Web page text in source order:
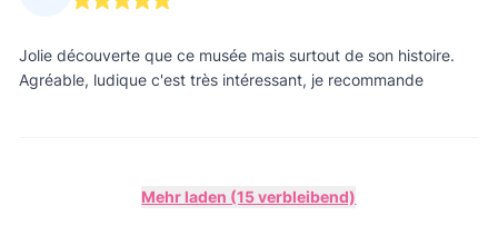
Jolie découverte que ce musée mais surtout de son histoire.
Agréable, ludique c'est très intéressant, je recommande
Mehr laden (15 verbleibend)